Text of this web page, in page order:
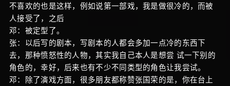
不喜欢的也是这样，例如说第一部戏，我是做很冷的，而被
人接受了，之后
邓：被定型了。
张：以后写的剧本，写剧本的人都会多加一点冷的东西下
去，那种愤怒性的人物，其实我自己本人是想尝 试一下别的
角色的，幸好，后来也有不少不同类型的角色让我尝试。
邓：除了演戏方面，很多朋友都称赞张国荣的是，你在台上